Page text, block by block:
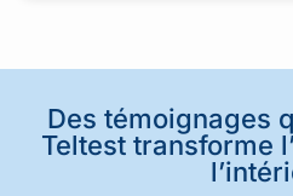
Des témoignages
Teltest transforme